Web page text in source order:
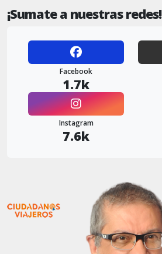
¡Sumate a nuestras redes!
Facebook
1.7k
Instagram
7.6k